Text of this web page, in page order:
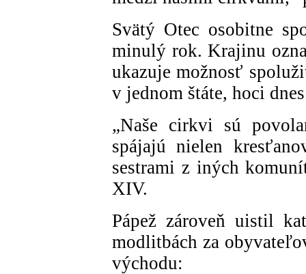
Svätý Otec osobitne
minulý rok. Krajinu
ukazuje možnosť
v jednom štáte, hoci
„Naše cirkvi sú
spájajú nielen
sestrami z iných
XIV.
Pápež zároveň uistil
modlitbách za
východu: